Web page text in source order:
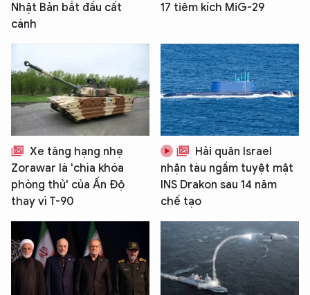
Nhật Bản bắt đầu cất
cánh
17 tiêm kích MiG-29
Xe tăng hạng nhẹ
Zorawar là 'chìa khóa
phòng thủ' của Ấn Độ
thay vì T-90
Hải quân Israel
nhận tàu ngầm tuyệt mật
INS Drakon sau 14 năm
chế tạo